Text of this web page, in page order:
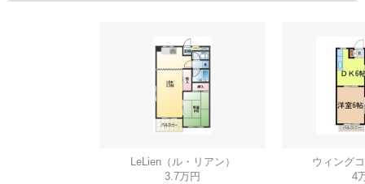
LeLien（ル・リアン）
3.7万円
ウィング
4